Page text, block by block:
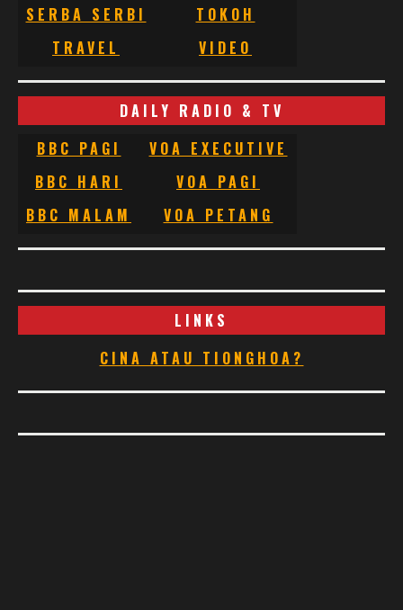
SERBA SERBI
TOKOH
TRAVEL
VIDEO
DAILY RADIO & TV
BBC PAGI
VOA EXECUTIVE
BBC HARI
VOA PAGI
BBC MALAM
VOA PETANG
LINKS
CINA ATAU TIONGHOA?